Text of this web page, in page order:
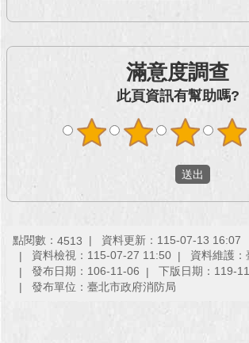
回
常
問
答
即
滿意度調查
此頁資訊有幫助嗎?
點閱數： 4513
資料更新：115-07-13 16:07
資料檢視：115-07-27 11:50
資料維護
發布日期：106-11-06
下版日期：119-
發布單位：臺北市政府消防局